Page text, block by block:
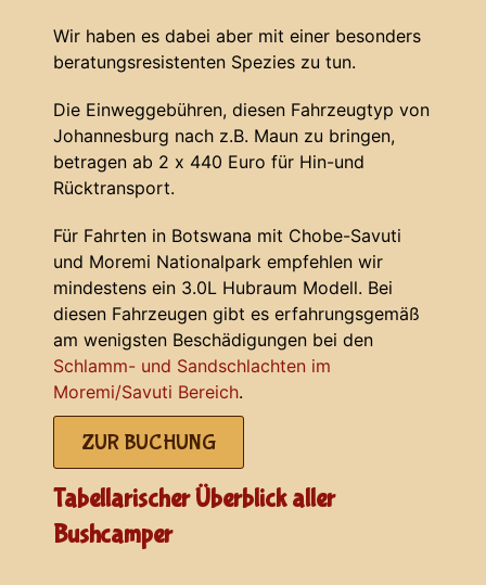
Wir haben es dabei aber mit einer besonders
beratungsresistenten Spezies zu tun.
Die Einweggebühren, diesen Fahrzeugtyp von
Johannesburg nach z.B. Maun zu bringen,
betragen ab 2 x 440 Euro für Hin-und
Rücktransport.
Für Fahrten in Botswana mit Chobe-Savuti
und Moremi Nationalpark empfehlen wir
mindestens ein 3.0L Hubraum Modell. Bei
diesen Fahrzeugen gibt es erfahrungsgemäß
am wenigsten Beschädigungen bei den
Schlamm- und Sandschlachten im
Moremi/Savuti Bereich.
ZUR BUCHUNG
Tabellarischer Überblick aller
Bushcamper